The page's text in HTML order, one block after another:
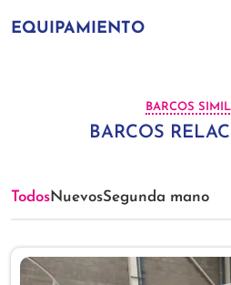
EQUIPAMIENTO
BARCOS
BARCOS
TodosNuevosSegunda mano